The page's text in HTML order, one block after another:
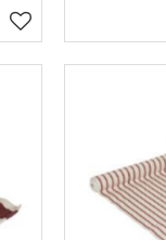
Lägg till i favoriter